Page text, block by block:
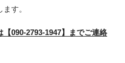
す。
090-2793-1947】までご連絡